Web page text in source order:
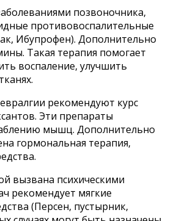
позвоночника,
противовоспалительные
Ибупрофен). Дополнительно
Такая терапия помогает
воспаление, улучшить
рекомендуют курс
Эти препараты
мышц. Дополнительно
гормональная терапия,
вызвана психическими
рекомендует мягкие
(Персен, пустырник,